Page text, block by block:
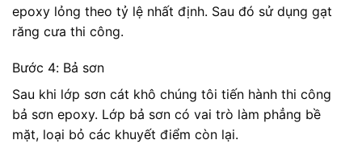
epoxy lỏng theo tỷ lệ nhất định. Sau đó sử dụng gạt
răng cưa thi công.
Bước 4: Bả sơn
Sau khi lớp sơn cát khô chúng tôi tiến hành thi công
bả sơn epoxy. Lớp bả sơn có vai trò làm phẳng bề
mặt, loại bỏ các khuyết điểm còn lại.